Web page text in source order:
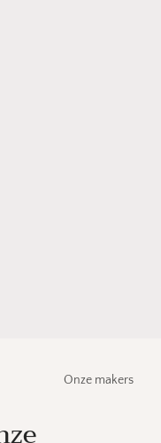
Onze makers